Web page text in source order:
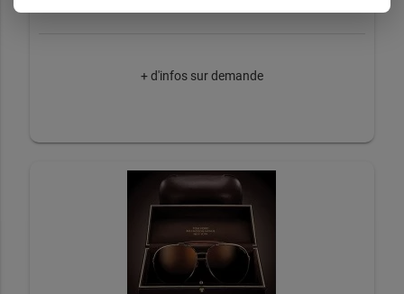
+ d'infos sur demande